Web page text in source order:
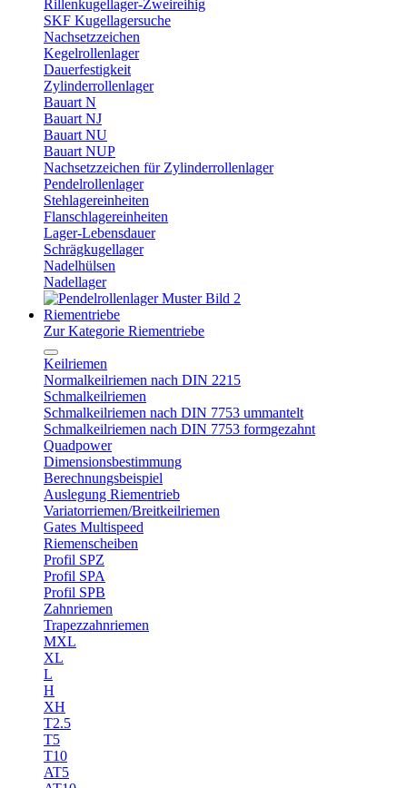
Rillenkugellager-Zweireihig
SKF Kugellagersuche
Nachsetzzeichen
Kegelrollenlager
Dauerfestigkeit
Zylinderrollenlager
Bauart N
Bauart NJ
Bauart NU
Bauart NUP
Nachsetzzeichen für Zylinderrollenlager
Pendelrollenlager
Stehlagereinheiten
Flanschlagereinheiten
Lager-Lebensdauer
Schrägkugellager
Nadelhülsen
Nadellager
Riementriebe
Zur Kategorie Riementriebe
Keilriemen
Normalkeilriemen nach DIN 2215
Schmalkeilriemen
Schmalkeilriemen nach DIN 7753 ummantelt
Schmalkeilriemen nach DIN 7753 formgezahnt
Quadpower
Dimensionsbestimmung
Berechnungsbeispiel
Auslegung Riementrieb
Variatorriemen/Breitkeilriemen
Gates Multispeed
Riemenscheiben
Profil SPZ
Profil SPA
Profil SPB
Zahnriemen
Trapezzahnriemen
MXL
XL
L
H
XH
T2.5
T5
T10
AT5